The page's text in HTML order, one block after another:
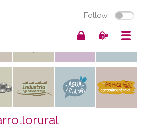
Follow